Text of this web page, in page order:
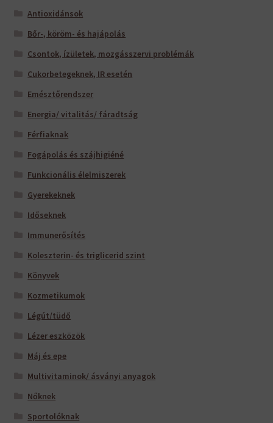
Antioxidánsok
Bőr-, köröm- és hajápolás
Csontok, ízületek, mozgásszervi problémák
Cukorbetegeknek, IR esetén
Emésztőrendszer
Energia/ vitalitás/ fáradtság
Férfiaknak
Fogápolás és szájhigiéné
Funkcionális élelmiszerek
Gyerekeknek
Időseknek
Immunerősítés
Koleszterin- és triglicerid szint
Könyvek
Kozmetikumok
Légút/tüdő
Lézer eszközök
Máj és epe
Multivitaminok/ ásványi anyagok
Nőknek
Sportolóknak